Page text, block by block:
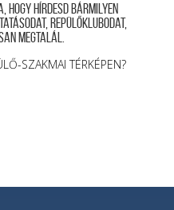
hogy hírdesd bármilyen
repülőklubodat,
megtalál.
SZAKMAI TÉRKÉPEN?